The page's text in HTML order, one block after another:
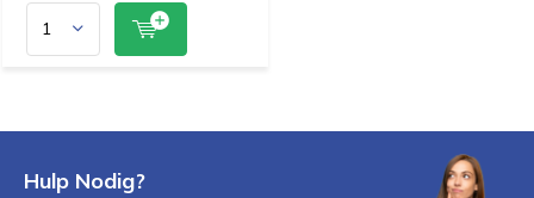
Hulp Nodig?